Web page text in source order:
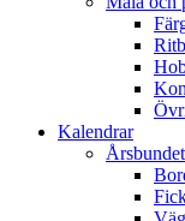
Kalendrar
Årsbundet